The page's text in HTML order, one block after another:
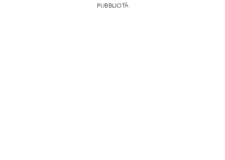
PUBBLICITÀ